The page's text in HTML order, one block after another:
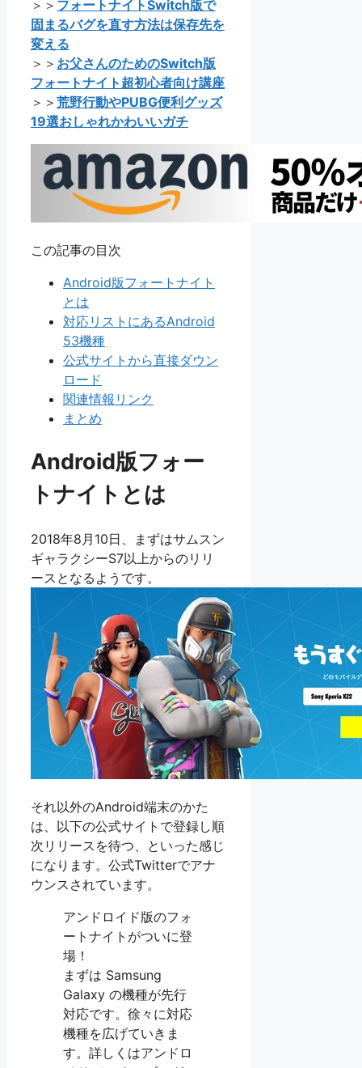
＞＞ フォートナイトSwitch版で
固まるバグを直す方法は保存先を
変える
＞＞ お父さんのためのSwitch版
フォートナイト超初心者向け講座
＞＞ 荒野行動やPUBG便利グッズ
19選おしゃれかわいいガチ
この記事の目次
Android版フォートナイト
とは
対応リストにあるAndroid
53機種
公式サイトから直接ダウン
ロード
関連情報リンク
まとめ
Android版フォー
トナイトとは
2018年8月10日、まずはサムスン
ギャラクシーS7以上からのリリ
ースとなるようです。
それ以外のAndroid端末のかた
は、以下の公式サイトで登録し順
次リリースを待つ、といった感じ
になります。公式Twitterでアナ
ウンスされています。
アンドロイド版のフォ
ートナイトがついに登
場！
まずは Samsung
Galaxy の機種が先行
対応です。徐々に対応
機種を広げていきま
す。詳しくはアンドロ